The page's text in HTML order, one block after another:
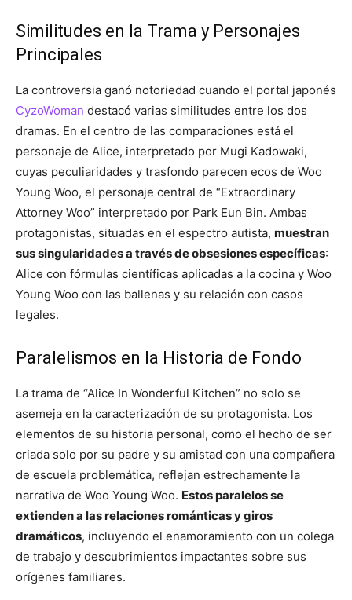
Similitudes en la Trama y Personajes
Principales
La controversia ganó notoriedad cuando el portal japonés
CyzoWoman destacó varias similitudes entre los dos
dramas. En el centro de las comparaciones está el
personaje de Alice, interpretado por Mugi Kadowaki,
cuyas peculiaridades y trasfondo parecen ecos de Woo
Young Woo, el personaje central de “Extraordinary
Attorney Woo” interpretado por Park Eun Bin. Ambas
protagonistas, situadas en el espectro autista, muestran
sus singularidades a través de obsesiones específicas:
Alice con fórmulas científicas aplicadas a la cocina y Woo
Young Woo con las ballenas y su relación con casos
legales.
Paralelismos en la Historia de Fondo
La trama de “Alice In Wonderful Kitchen” no solo se
asemeja en la caracterización de su protagonista. Los
elementos de su historia personal, como el hecho de ser
criada solo por su padre y su amistad con una compañera
de escuela problemática, reflejan estrechamente la
narrativa de Woo Young Woo. Estos paralelos se
extienden a las relaciones románticas y giros
dramáticos, incluyendo el enamoramiento con un colega
de trabajo y descubrimientos impactantes sobre sus
orígenes familiares.